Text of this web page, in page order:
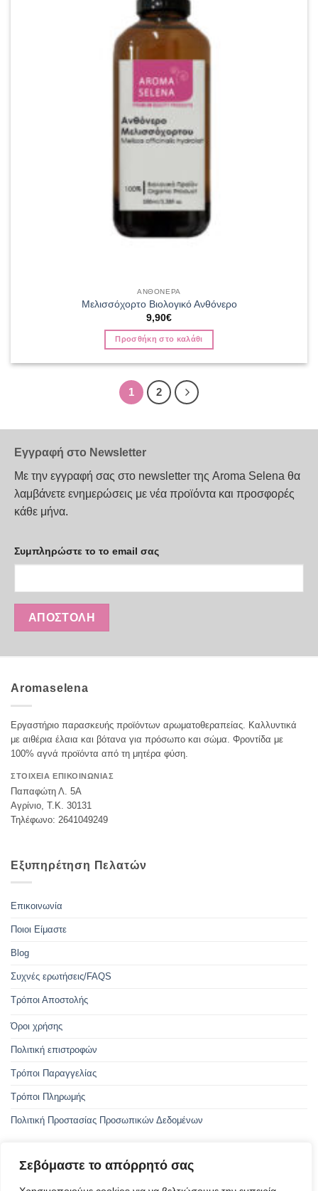
Σεβόμαστε το απόρρητό σας
ΑΝΘΟΝΕΡΑ
Μελισσόχορτο Βιολογικό Ανθόνερο
9,90€
Προσθήκη στο καλάθι
1 2
Εγγραφή στο Newsletter
Με την εγγραφή σας στο newsletter της Aroma Selena θα
λαμβάνετε ενημερώσεις με νέα προϊόντα και προσφορές
κάθε μήνα.
Συμπληρώστε το το email σας
Aromaselena
Εργαστήριο παρασκευής προϊόντων αρωματοθεραπείας. Καλλυντικά
με αιθέρια έλαια και βότανα για πρόσωπο και σώμα. Φροντίδα με
100% αγνά προϊόντα από τη μητέρα φύση.
ΣΤΟΙΧΕΙΑ ΕΠΙΚΟΙΝΩΝΙΑΣ
Παπαφώτη Λ. 5Α
Αγρίνιο, Τ.Κ. 30131
Τηλέφωνο: 2641049249
Εξυπηρέτηση Πελατών
Επικοινωνία
Ποιοι Είμαστε
Blog
Συχνές ερωτήσεις/FAQS
Τρόποι Αποστολής
Όροι χρήσης
Πολιτική επιστροφών
Τρόποι Παραγγελίας
Τρόποι Πληρωμής
Πολιτική Προστασίας Προσωπικών Δεδομένων
Με την συγχρηματοδότηση της Ελλάδας και της Ευρωπαϊκής Ένωσης